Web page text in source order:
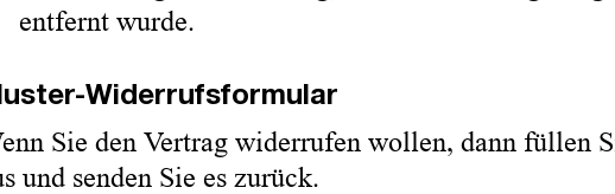
entfernt wurde.
Widerrufsformular
Sie den Vertrag widerrufen wollen, dann füllen
und senden Sie es zurück.